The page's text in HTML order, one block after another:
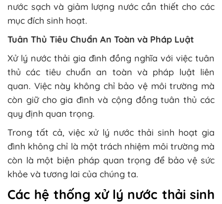
nước sạch và giảm lượng nước cần thiết cho các
mục đích sinh hoạt.
Tuân Thủ Tiêu Chuẩn An Toàn và Pháp Luật
Xử lý nước thải gia đình đồng nghĩa với việc tuân
thủ các tiêu chuẩn an toàn và pháp luật liên
quan. Việc này không chỉ bảo vệ môi trường mà
còn giữ cho gia đình và cộng đồng tuân thủ các
quy định quan trọng.
Trong tất cả, việc xử lý nước thải sinh hoạt gia
đình không chỉ là một trách nhiệm môi trường mà
còn là một biện pháp quan trọng để bảo vệ sức
khỏe và tương lai của chúng ta.
Các hệ thống xử lý nước thải sinh